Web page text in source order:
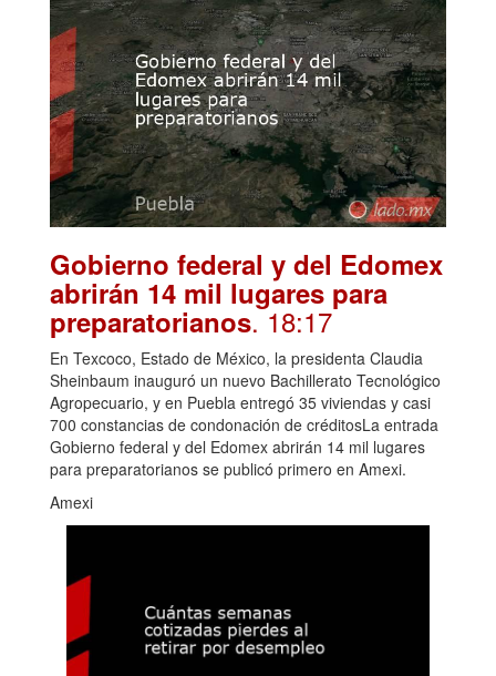
Gobierno federal y del Edomex
abrirán 14 mil lugares para
preparatorianos. 18:17
En Texcoco, Estado de México, la presidenta Claudia
Sheinbaum inauguró un nuevo Bachillerato Tecnológico
Agropecuario, y en Puebla entregó 35 viviendas y casi
700 constancias de condonación de créditosLa entrada
Gobierno federal y del Edomex abrirán 14 mil lugares
para preparatorianos se publicó primero en Amexi.
Amexi